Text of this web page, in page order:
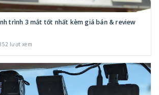
trình 3 mắt tốt nhất kèm giá bán & review
lượt xem